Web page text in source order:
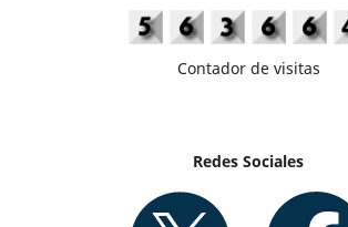
Contador de visitas
Redes Sociales